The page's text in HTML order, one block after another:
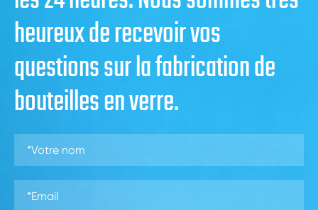
heureux de recevoir vos
questions sur la fabrication de
bouteilles en verre.